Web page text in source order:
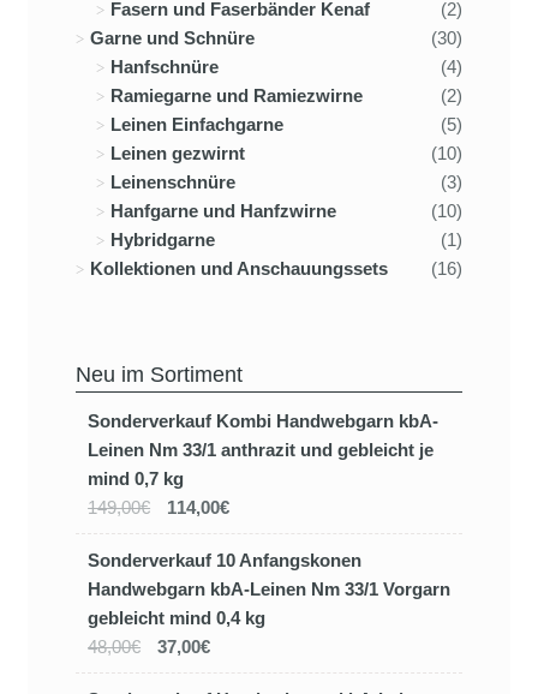
Fasern und Faserbänder Kenaf
(2)
Garne und Schnüre
(30)
Hanfschnüre
(4)
Ramiegarne und Ramiezwirne
(2)
Leinen Einfachgarne
(5)
Leinen gezwirnt
(10)
Leinenschnüre
(3)
Hanfgarne und Hanfzwirne
(10)
Hybridgarne
(1)
Kollektionen und Anschauungssets
(16)
Neu im Sortiment
Sonderverkauf Kombi Handwebgarn kbA-
Leinen Nm 33/1 anthrazit und gebleicht je
mind 0,7 kg
149,00€
114,00€
Sonderverkauf 10 Anfangskonen
Handwebgarn kbA-Leinen Nm 33/1 Vorgarn
gebleicht mind 0,4 kg
48,00€
37,00€